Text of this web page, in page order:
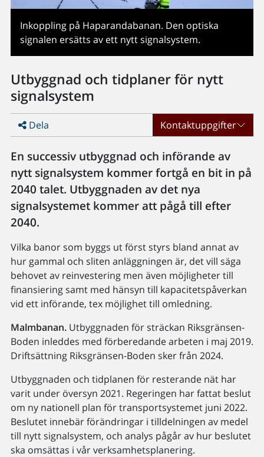
Inkoppling på Haparandabanan. Den optiska
signalen ersätts av ett nytt signalsystem.
Utbyggnad och tidplaner för nytt
signalsystem
Dela Kontaktuppgifter
En successiv utbyggnad och införande av
nytt signalsystem kommer fortgå en bit in på
2040 talet. Utbyggnaden av det nya
signalsystemet kommer att pågå till efter
2040.
Vilka banor som byggs ut först styrs bland annat av
hur gammal och sliten anläggningen är, det vill säga
behovet av reinvestering men även möjligheter till
finansiering samt med hänsyn till kapacitetspåverkan
vid ett införande, tex möjlighet till omledning.
Malmbanan.Utbyggnaden för sträckan Riksgränsen-
Boden inleddes med förberedande arbeten i maj 2019.
Driftsättning Riksgränsen-Boden sker från 2024.
Utbyggnaden och tidplanen för resterande nät har
varit under översyn 2021. Regeringen har fattat beslut
om ny nationell plan för transportsystemet juni 2022.
Beslutet innebär förändringar i tilldelningen av medel
till nytt signalsystem, och analys pågår av hur beslutet
ska omsättas i vår verksamhetsplanering.